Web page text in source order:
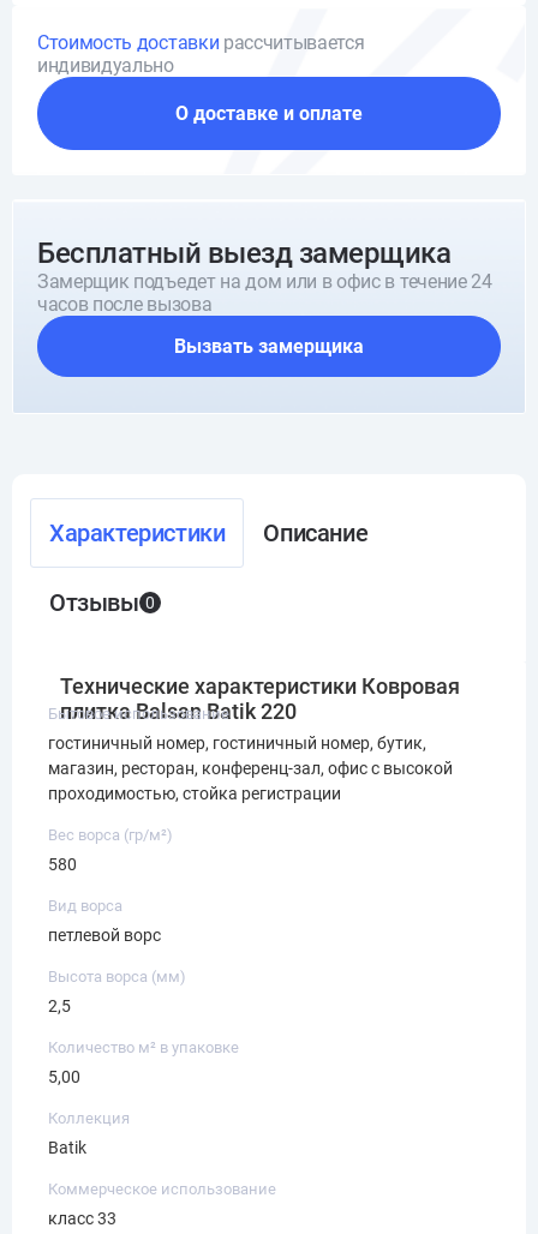
Стоимость доставки рассчитывается
индивидуально
О доставке и оплате
Бесплатный выезд замерщика
Замерщик подъедет на дом или в офис в течение 24
часов после вызова
Вызвать замерщика
Характеристики Описание
Отзывы 0
Технические характеристики Ковровая
плитка Balsan Batik 220
Бытовое использование
гостиничный номер, гостиничный номер, бутик,
магазин, ресторан, конференц-зал, офис с высокой
проходимостью, стойка регистрации
Вес ворса (гр/м²)
580
Вид ворса
петлевой ворс
Высота ворса (мм)
2,5
Количество м² в упаковке
5,00
Коллекция
Batik
Коммерческое использование
класс 33